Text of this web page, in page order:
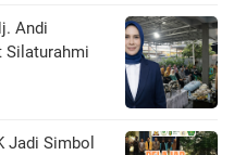
Andi
Silaturahmi
Jadi Simbol